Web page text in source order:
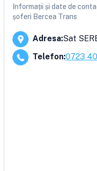
Informații și date de
șoferi Bercea Trans
Adresa:Sat
Telefon:0723